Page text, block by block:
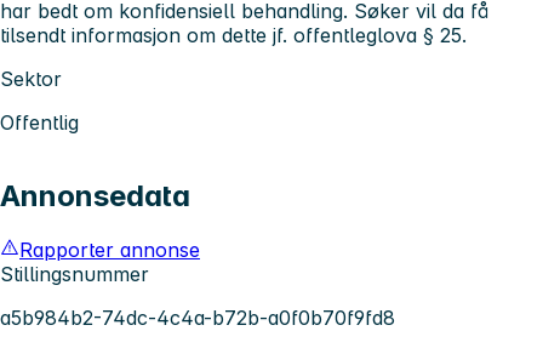
har bedt om konfidensiell behandling. Søker vil da få
tilsendt informasjon om dette jf. offentleglova § 25.
Sektor
Offentlig
Annonsedata
Rapporter annonse
Stillingsnummer
a5b984b2-74dc-4c4a-b72b-a0f0b70f9fd8